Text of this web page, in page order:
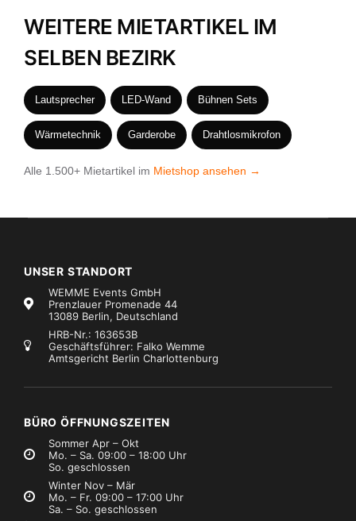
WEITERE MIETARTIKEL IM
SELBEN BEZIRK
Lautsprecher LED-Wand Bühnen Sets
Wärmetechnik Garderobe Drahtlosmikrofon
Alle 1.500+ Mietartikel im Mietshop ansehen →
UNSER STANDORT
WEMME Events GmbH
Prenzlauer Promenade 44
13089 Berlin, Deutschland
HRB-Nr.: 163653B
Geschäftsführer: Falko Wemme
Amtsgericht Berlin Charlottenburg
BÜRO ÖFFNUNGSZEITEN
Sommer Apr – Okt
Mo. – Sa. 09:00 – 18:00 Uhr
So. geschlossen
Winter Nov – Mär
Mo. – Fr. 09:00 – 17:00 Uhr
Sa. – So. geschlossen